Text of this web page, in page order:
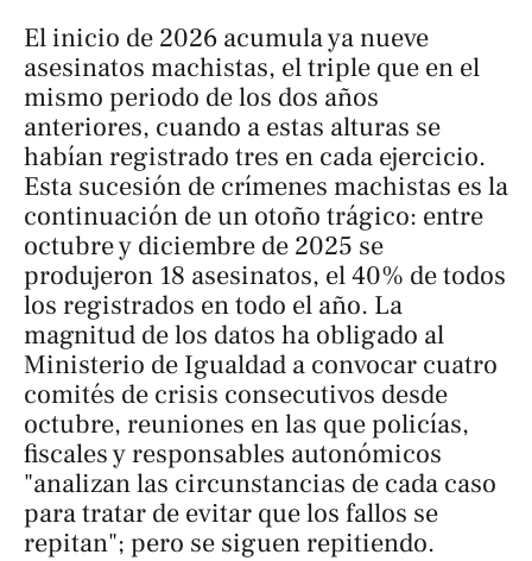
El inicio de 2026 acumula ya nueve
asesinatos machistas, el triple que en el
mismo periodo de los dos años
anteriores, cuando a estas alturas se
habían registrado tres en cada ejercicio.
Esta sucesión de crímenes machistas es la
continuación de un otoño trágico: entre
octubre y diciembre de 2025 se
produjeron 18 asesinatos, el 40% de todos
los registrados en todo el año. La
magnitud de los datos ha obligado al
Ministerio de Igualdad a convocar cuatro
comités de crisis consecutivos desde
octubre, reuniones en las que policías,
fiscales y responsables autonómicos
"analizan las circunstancias de cada caso
para tratar de evitar que los fallos se
repitan"; pero se siguen repitiendo.